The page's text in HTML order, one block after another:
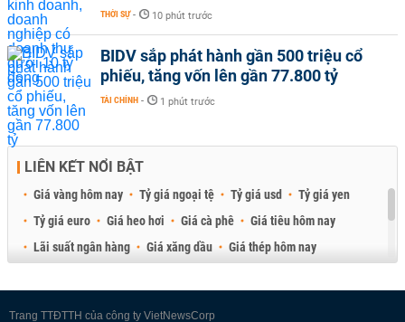
THỜI SỰ - 10 phút trước
BIDV sắp phát hành gần 500 triệu cổ
phiếu, tăng vốn lên gần 77.800 tỷ
TÀI CHÍNH - 1 phút trước
LIÊN KẾT NỔI BẬT
Giá vàng hôm nay Tỷ giá ngoại tệ Tỷ giá usd
Tỷ giá yen
Tỷ giá euro
Giá heo hơi Giá cà phê
Giá tiêu hôm nay
Lãi suất ngân hàng
Giá xăng dầu
Giá thép hôm nay
Trang TTĐTTH của công ty VietNewsCorp